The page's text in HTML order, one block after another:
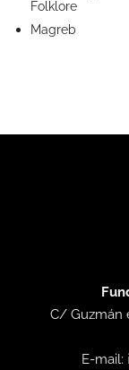
Folklore
Magreb
C/ Guzmán
E-mail: